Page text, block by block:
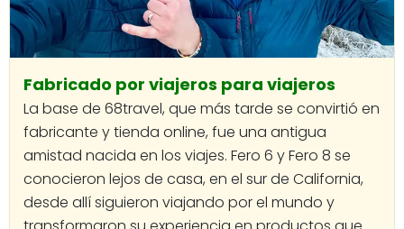
Fabricado por viajeros para viajeros
La base de 68travel, que más tarde se convirtió en
fabricante y tienda online, fue una antigua
amistad nacida en los viajes. Fero 6 y Fero 8 se
conocieron lejos de casa, en el sur de California,
desde allí siguieron viajando por el mundo y